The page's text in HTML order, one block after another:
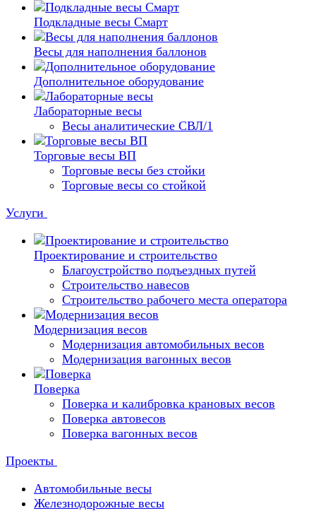
Подкладные весы Смарт
Весы для наполнения баллонов
Дополнительное оборудование
Лабораторные весы
Весы аналитические СВЛ/1
Торговые весы ВП
Торговые весы без стойки
Торговые весы со стойкой
Услуги
Проектирование и строительство
Благоустройство подъездных путей
Строительство навесов
Строительство рабочего места оператора
Модернизация весов
Модернизация автомобильных весов
Модернизация вагонных весов
Поверка
Поверка и калибровка крановых весов
Поверка автовесов
Поверка вагонных весов
Проекты
Автомобильные весы
Железнодорожные весы